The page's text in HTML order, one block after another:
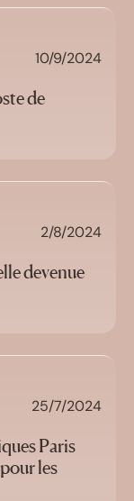
10/9/2024
de
2/8/2024
devenue
25/7/2024
Paris
les